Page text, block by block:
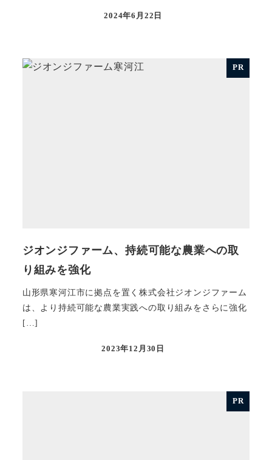
投稿日
2024年6月22日
PR
ジオンジファーム、持続可能な農業への取
り組みを強化
山形県寒河江市に拠点を置く株式会社ジオンジファーム
は、より持続可能な農業実践への取り組みをさらに強化
[…]
投稿日
2023年12月30日
PR